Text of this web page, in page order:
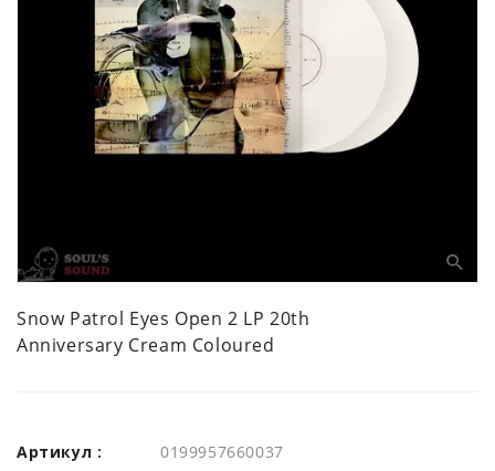
Snow Patrol Eyes Open 2 LP 20th
Anniversary Cream Coloured
Артикул :
0199957660037